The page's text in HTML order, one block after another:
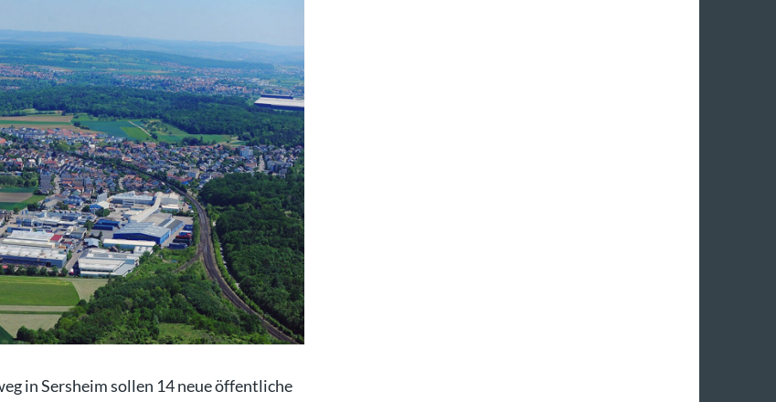
in Sersheim sollen 14 neue öffentliche